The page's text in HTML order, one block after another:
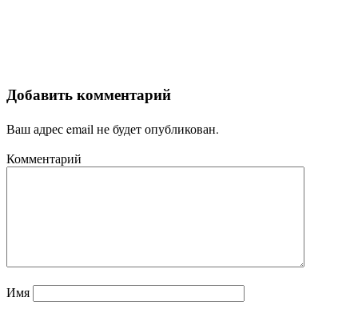
Добавить комментарий
Ваш адрес email не будет опубликован.
Комментарий
Имя